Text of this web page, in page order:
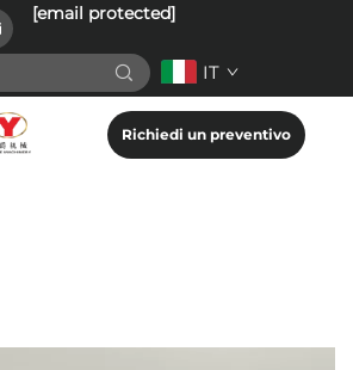
[email protected]
IT
Richiedi un preventivo